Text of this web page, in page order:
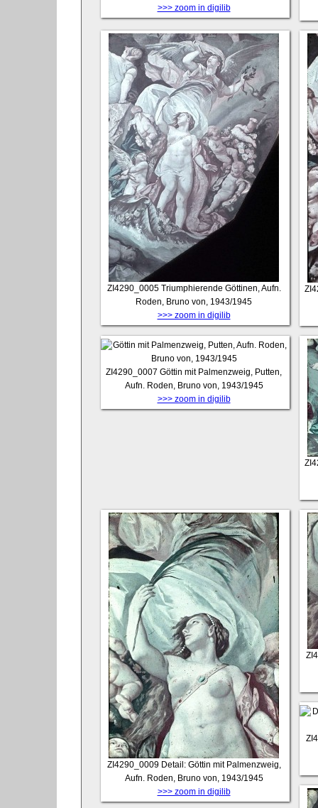
>>> zoom in digilib
ZI4290_0005 Triumphierende Göttinen, Aufn.
Roden, Bruno von, 1943/1945
>>> zoom in digilib
ZI4290_0007 Göttin mit Palmenzweig, Putten,
Aufn. Roden, Bruno von, 1943/1945
>>> zoom in digilib
ZI4290_0009 Detail: Göttin mit Palmenzweig,
Aufn. Roden, Bruno von, 1943/1945
>>> zoom in digilib